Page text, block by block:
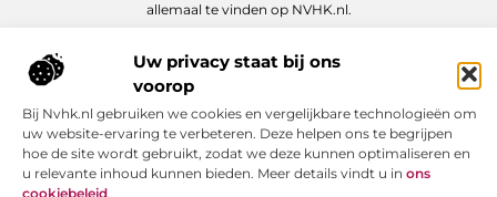
Uw privacy staat bij ons
voorop
Bij Nvhk.nl gebruiken we cookies en vergelijkbare technologieën om
uw website-ervaring te verbeteren. Deze helpen ons te begrijpen
hoe de site wordt gebruikt, zodat we deze kunnen optimaliseren en
u relevante inhoud kunnen bieden. Meer details vindt u in ons
cookiebeleid.
allemaal te vinden op NVHK.nl.
Onze informatie
Bericht categorie